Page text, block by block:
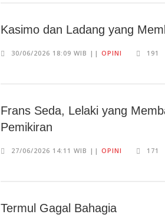
Kasimo dan Ladang yang
30/06/2026 18:09 WIB || OPINI 191
Frans Seda, Lelaki yang
Pemikiran
27/06/2026 14:11 WIB || OPINI 171
Termul Gagal Bahagia